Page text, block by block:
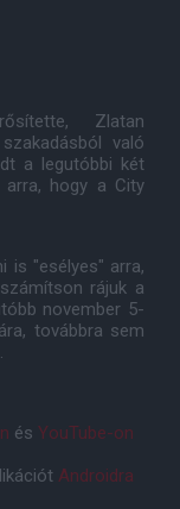
Zlatan
való
a legutóbbi két
arra, hogy a City
is "esélyes" arra,
rájuk a
november 5-
továbbra sem
és YouTube-on
Androidra